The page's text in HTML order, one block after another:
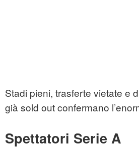
Stadi pieni, trasferte vietate e
già sold out confermano
Spettatori Serie A